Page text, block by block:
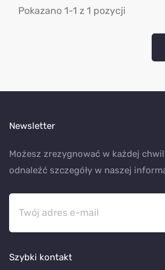
Pokazano 1-1 z 1 pozycji
Newsletter
Możesz zrezygnować w każdej
odnaleźć szczegóły w naszej
Szybki kontakt